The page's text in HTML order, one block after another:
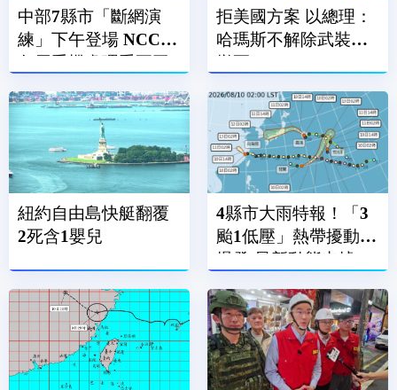
中部7縣市「斷網演
練」下午登場 NCC：
勿用手機處理重要工
拒美國方案 以總理：
哈瑪斯不解除武裝不
撤軍
紐約自由島快艇翻覆
2死含1嬰兒
4縣市大雨特報！「3
颱1低壓」熱帶擾動大
爆發 最新動態出爐